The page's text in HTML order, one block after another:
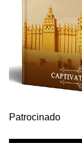
Patrocinado